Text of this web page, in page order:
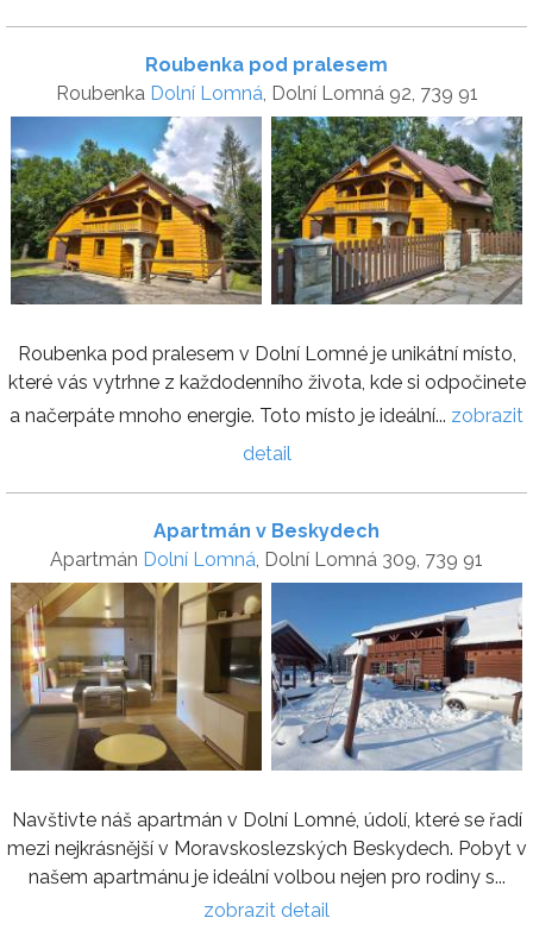
Roubenka pod pralesem
Roubenka Dolní Lomná , Dolní Lomná 92, 739 91
Roubenka pod pralesem v Dolní Lomné je unikátní místo,
které vás vytrhne z každodenního života, kde si odpočinete
a načerpáte mnoho energie. Toto místo je ideální... zobrazit
detail
Apartmán v Beskydech
Apartmán Dolní Lomná, Dolní Lomná 309, 739 91
Navštivte náš apartmán v Dolní Lomné, údolí, které se řadí
mezi nejkrásnější v Moravskoslezských Beskydech. Pobyt v
našem apartmánu je ideální volbou nejen pro rodiny s...
zobrazit detail